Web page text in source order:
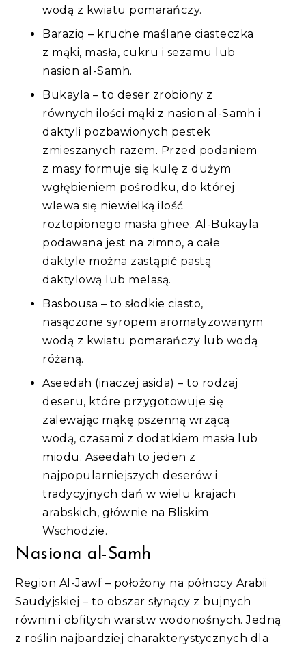
wodą z kwiatu pomarańczy.
Baraziq – kruche maślane ciasteczka
z mąki, masła, cukru i sezamu lub
nasion al-Samh.
Bukayla – to deser zrobiony z
równych ilości mąki z nasion al-Samh i
daktyli pozbawionych pestek
zmieszanych razem. Przed podaniem
z masy formuje się kulę z dużym
wgłębieniem pośrodku, do której
wlewa się niewielką ilość
roztopionego masła ghee. Al-Bukayla
podawana jest na zimno, a całe
daktyle można zastąpić pastą
daktylową lub melasą.
Basbousa – to słodkie ciasto,
nasączone syropem aromatyzowanym
wodą z kwiatu pomarańczy lub wodą
różaną.
Aseedah (inaczej asida) – to rodzaj
deseru, które przygotowuje się
zalewając mąkę pszenną wrzącą
wodą, czasami z dodatkiem masła lub
miodu. Aseedah to jeden z
najpopularniejszych deserów i
tradycyjnych dań w wielu krajach
arabskich, głównie na Bliskim
Wschodzie.
Nasiona al-Samh
Region Al-Jawf – położony na północy Arabii
Saudyjskiej – to obszar słynący z bujnych
równin i obfitych warstw wodonośnych. Jedną
z roślin najbardziej charakterystycznych dla